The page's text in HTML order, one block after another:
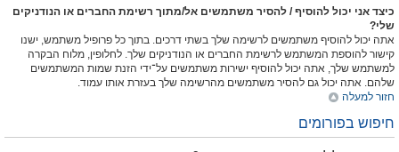
כיצד אני יכול להוסיף / להסיר משתמשים אל/מתוך רשימת החברים או הנודניקים
שלי?
אתה יכול להוסיף משתמשים לרשימה שלך בשתי דרכים. בתוך כל פרופיל משתמש, ישנו
קישור להוספת המשתמש לרשימת החברים או הנודניקים שלך. לחלופין, מלוח הבקרה
למשתמש שלך, אתה יכול להוסיף ישירות משתמשים על־ידי הזנת שמות המשתמשים
שלהם. אתה יכול גם להסיר משתמשים מהרשימה שלך בעזרת אותו עמוד.
חזור למעלה
חיפוש בפורומים